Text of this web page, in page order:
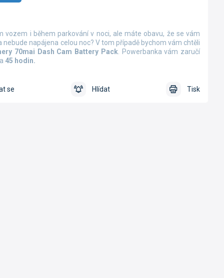
vozem i během parkování v noci, ale máte obavu, že se vám
napájena celou noc? V tom případě bychom vám chtěli
70mai Dash Cam Battery Pack. Powerbanka vám zaručí
45 hodin.
Tisk
se Hlídat